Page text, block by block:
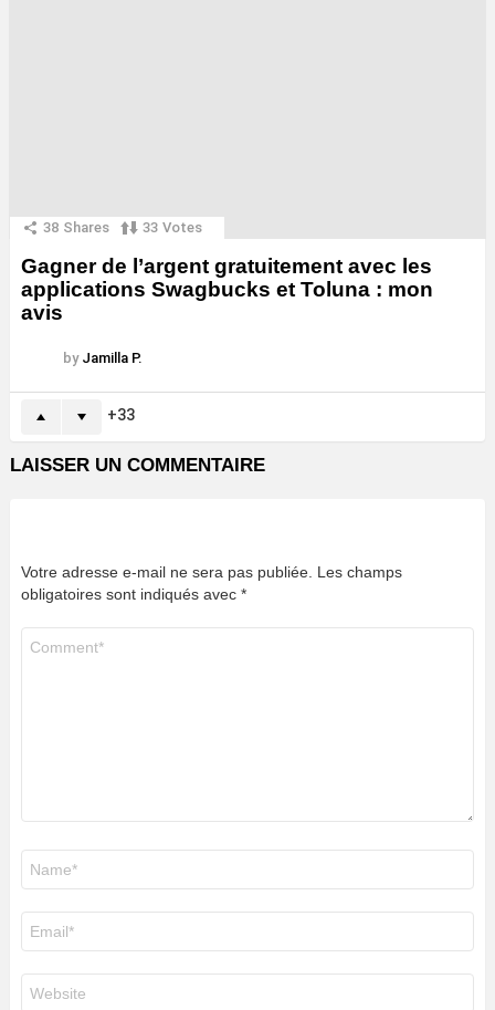
38 Shares 33 Votes
Gagner de l’argent gratuitement avec les
applications Swagbucks et Toluna : mon
avis
by Jamilla P.
33
LAISSER UN COMMENTAIRE
Votre adresse e-mail ne sera pas publiée. Les champs
obligatoires sont indiqués avec *
mail
*
web